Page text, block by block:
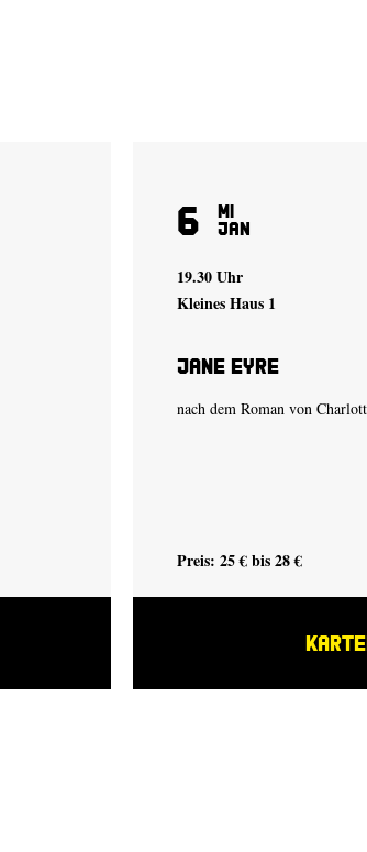
6 Mi
Jan
19.30 Uhr
Kleines Haus 1
Jane Eyre
nach dem Roman von
Preis: 25 € bis 28 €